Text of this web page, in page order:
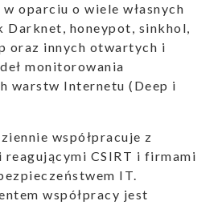
oparciu o wiele własnych
Darknet, honeypot, sinkhol,
oraz innych otwartych i
monitorowania
warstw Internetu (Deep i
współpracuje z
reagującymi CSIRT i firmami
IT.
współpracy jest